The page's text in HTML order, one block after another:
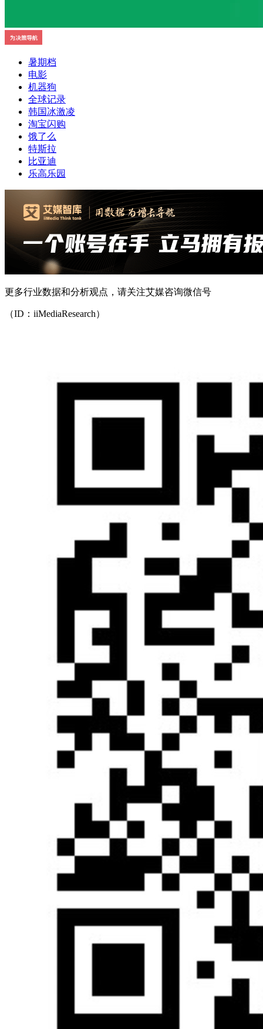
暑期档
电影
机器狗
全球记录
韩国冰激凌
淘宝闪购
饿了么
特斯拉
比亚迪
乐高乐园
更多行业数据和分析观点，请关注艾媒咨询微信号
（ID：iiMediaResearch）